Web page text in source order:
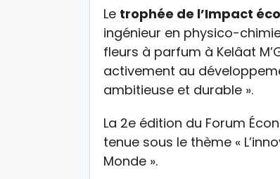
Le trophée de l’Impact
ingénieur en physico-
fleurs à parfum à Kelâat
activement au
ambitieuse et durable ».
La 2e édition du Forum
tenue sous le thème «
Monde ».